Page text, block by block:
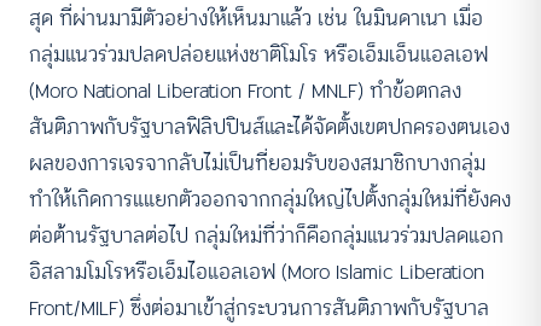
สุด ที่ผ่านมามีตัวอย่างให้เห็นมาแล้ว เช่น ในมินดาเนา เมื่อ
กลุ่มแนวร่วมปลดปล่อยแห่งชาติโมโร หรือเอ็มเอ็นแอลเอฟ
(Moro National Liberation Front / MNLF) ทำข้อตกลง
สันติภาพกับรัฐบาลฟิลิปปินส์และได้จัดตั้งเขตปกครองตนเอง
ผลของการเจรจากลับไม่เป็นที่ยอมรับของสมาชิกบางกลุ่ม
ทำให้เกิดการแแยกตัวออกจากกลุ่มใหญ่ไปตั้งกลุ่มใหม่ที่ยังคง
ต่อต้านรัฐบาลต่อไป กลุ่มใหม่ที่ว่าก็คือกลุ่มแนวร่วมปลดแอก
อิสลามโมโรหรือเอ็มไอแอลเอฟ (Moro Islamic Liberation
Front/MILF) ซึ่งต่อมาเข้าสู่กระบวนการสันติภาพกับรัฐบาล